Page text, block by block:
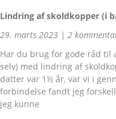
Lindring af skoldkopper (i
29. marts 2023
2
Har du brug for gode råd
selv) med lindring af
datter var 1½ år, var vi i
forbindelse fandt jeg
jeg kunne